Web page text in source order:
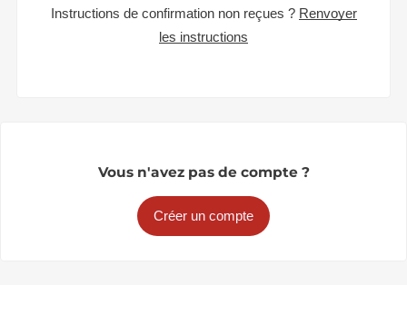
Instructions de confirmation non reçues ? Renvoyer
les instructions
Vous n'avez pas de compte ?
Créer un compte